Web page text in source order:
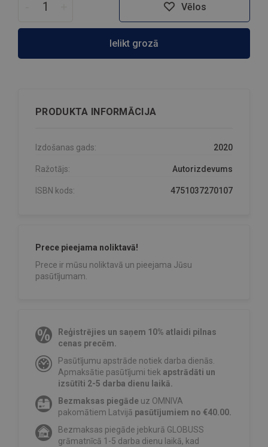
Vēlos
Ielikt grozā
PRODUKTA INFORMĀCIJA
Izdošanas gads: 2020
Ražotājs: Autorizdevums
ISBN kods: 4751037270107
Prece pieejama noliktavā!
Prece ir mūsu noliktavā un pieejama Jūsu
pasūtījumam.
Reģistrējies un saņem 10% atlaidi pilnas
cenas precēm.
Pasūtījumu apstrāde notiek darba dienās.
Apmaksātie pasūtījumi tiekapstrādāti un
izsūtīti 2-5 darba dienu laikā.
Bezmaksas piegāde uz OMNIVA
pakomātiem Latvijā pasūtījumiem no €40.00.
Bezmaksas piegāde jebkurā GLOBUSS
grāmatnīcā 1-5 darba dienu laikā, kad